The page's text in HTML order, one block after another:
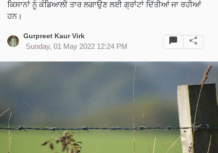
ਕਿਸਾਨਾਂ ਨੂੰ ਕੰਡਿਆਲੀ ਤਾਰ ਲਗਾਉਣ ਲਈ ਗ੍ਰਾਂਟਾਂ ਦਿੱਤੀਆਂ ਜਾ ਰਹੀਆਂ
ਹਨ।
Gurpreet Kaur Virk
Sunday, 01 May 2022 12:24 PM